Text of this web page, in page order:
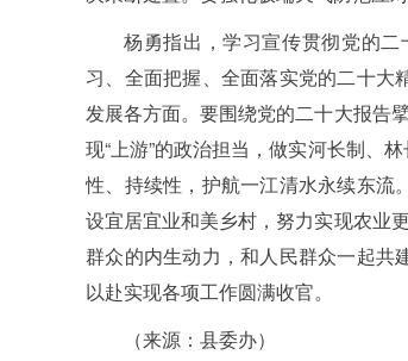
杨勇指出，学习宣传贯彻党的
习、全面把握、全面落实党的二十大
发展各方面。要围绕党的二十大报告
现“上游”的政治担当，做实河长制、
性、持续性，护航一江清水永续东流
设宜居宜业和美乡村，努力实现农业
群众的内生动力，和人民群众一起共
以赴实现各项工作圆满收官。
（来源：县委办）